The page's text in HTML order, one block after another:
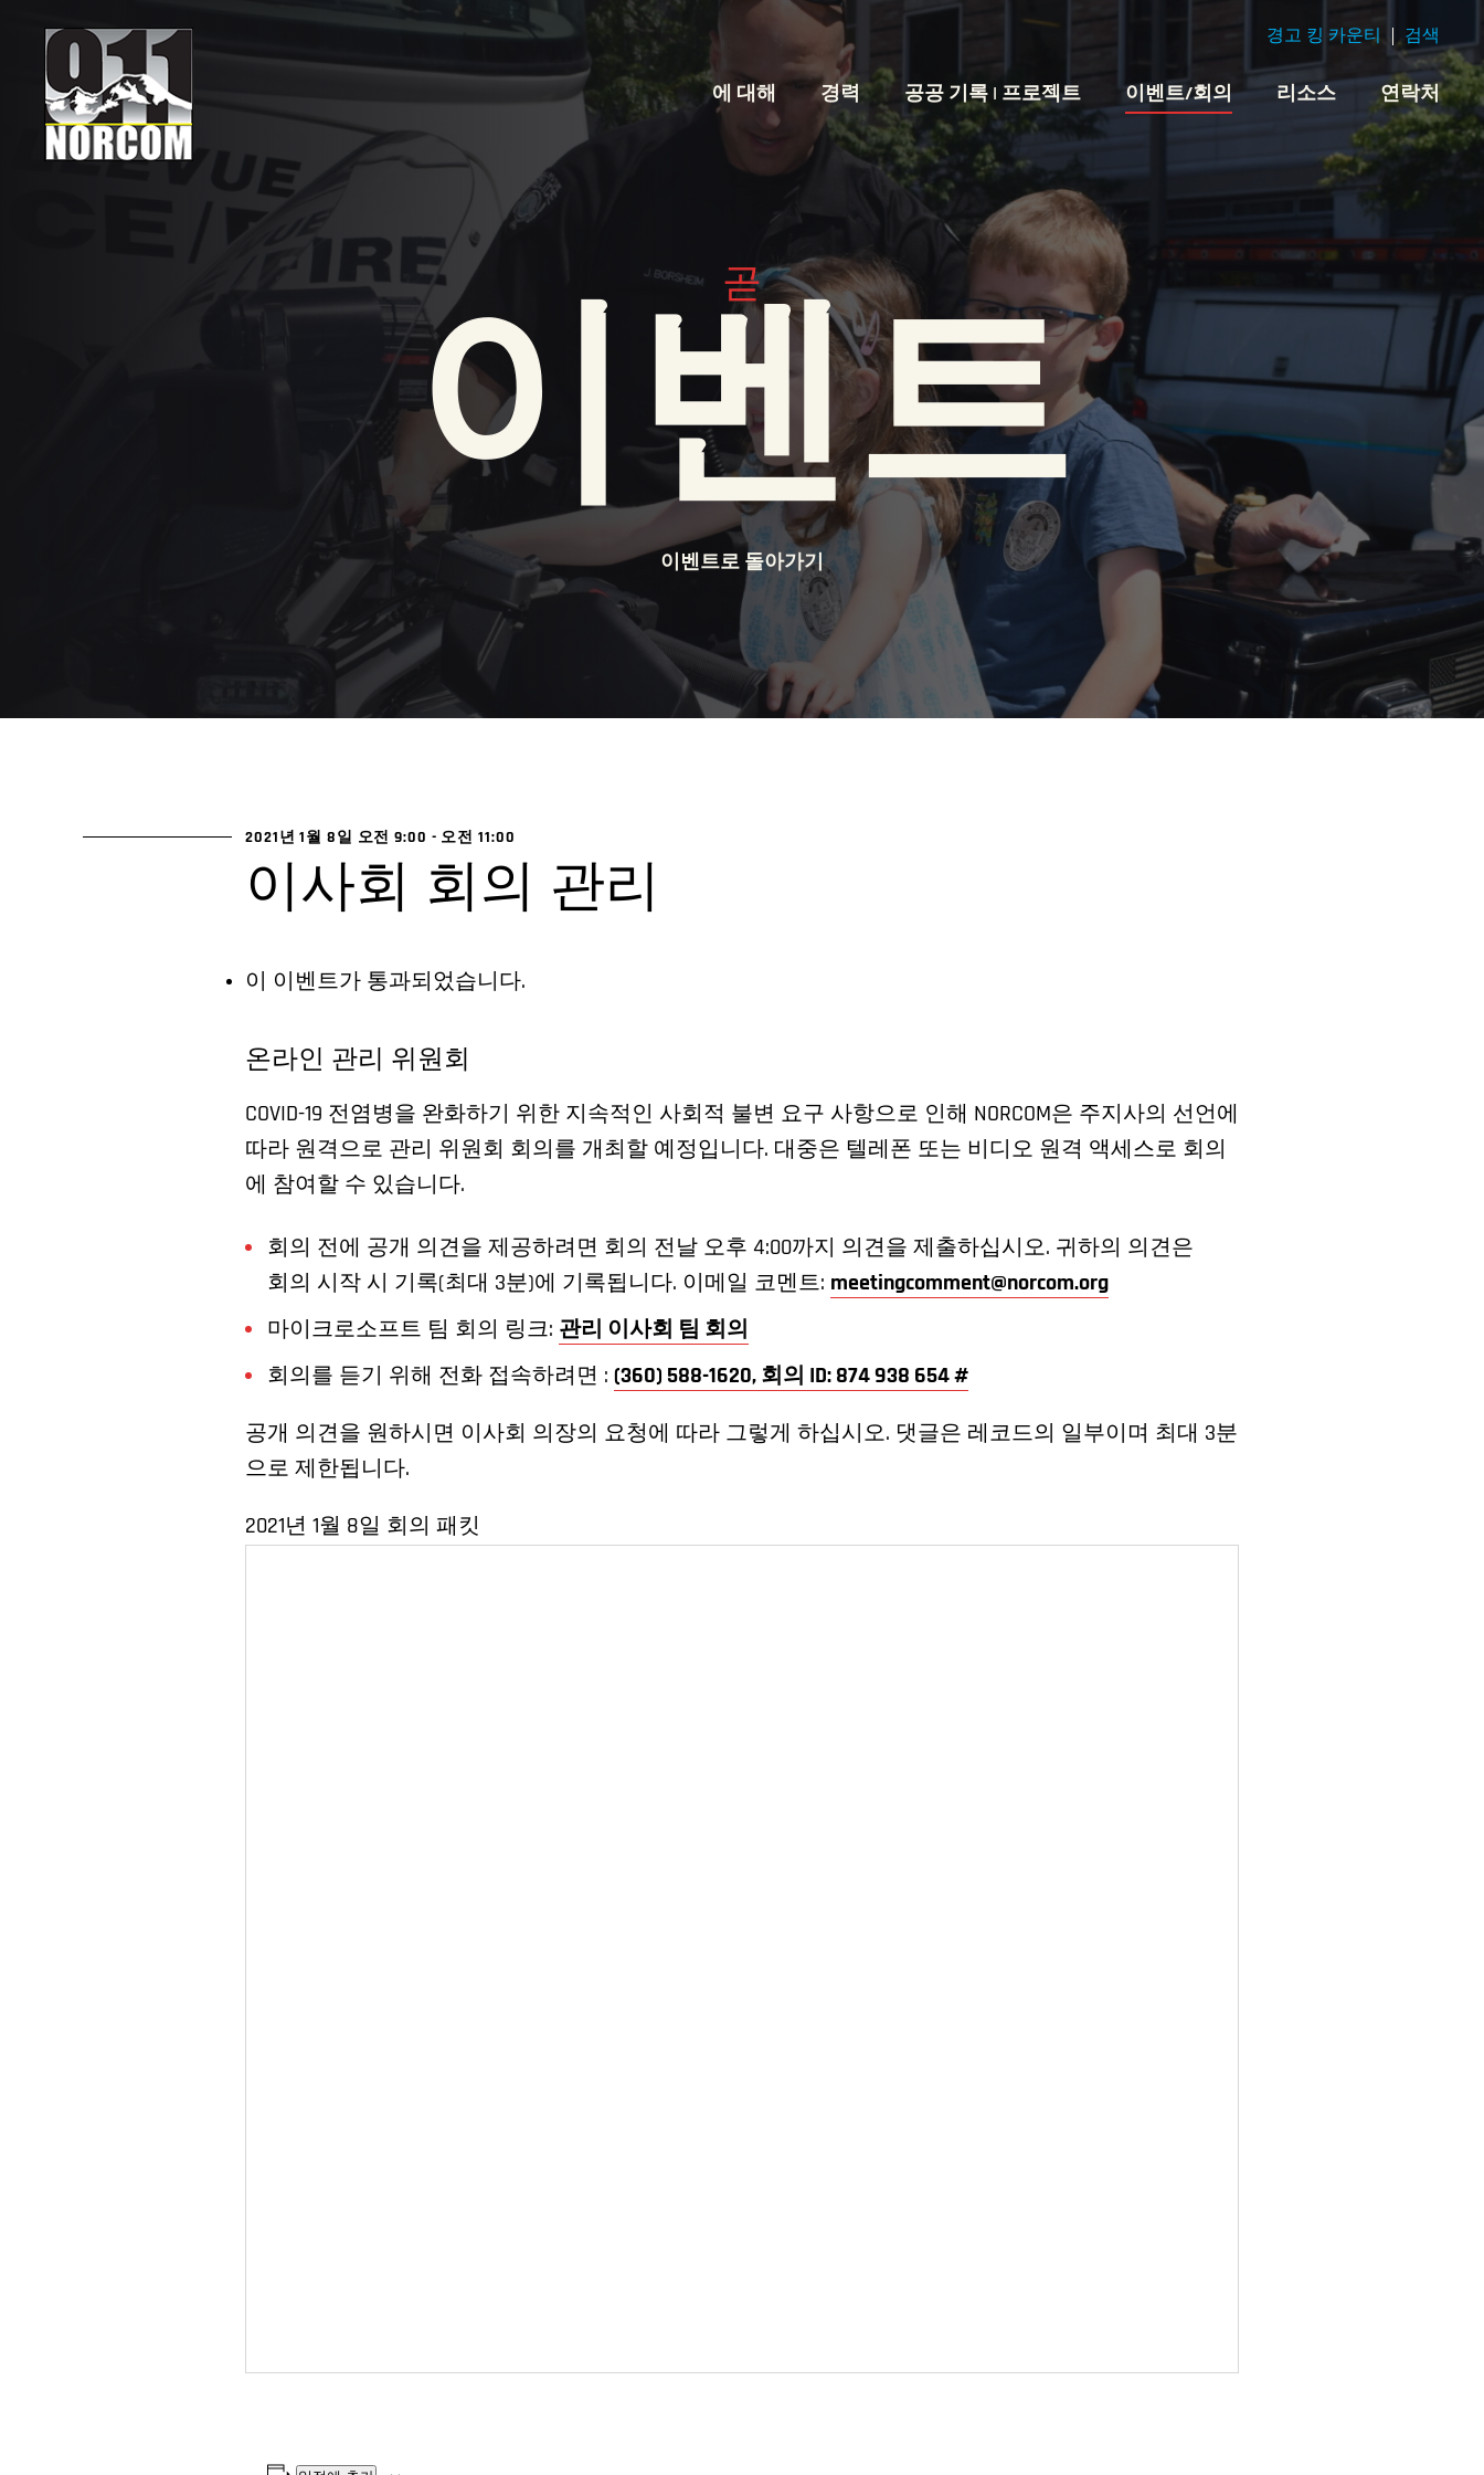
에 대해 경력 공공 기록 | 프로젝트 이벤트/회의 리소스 연락처
경고 킹 카운티 검색
곧
이벤트
이벤트로 돌아가기
2021년 1월 8일 오전 9:00 - 오전 11:00
이사회 회의 관리
이 이벤트가 통과되었습니다.
온라인 관리 위원회
COVID-19 전염병을 완화하기 위한 지속적인 사회적 불변 요구 사항으로 인해 NORCOM은 주지사의 선언에
따라 원격으로 관리 위원회 회의를 개최할 예정입니다. 대중은 텔레폰 또는 비디오 원격 액세스로 회의
에 참여할 수 있습니다.
회의 전에 공개 의견을 제공하려면 회의 전날 오후 4:00까지 의견을 제출하십시오. 귀하의 의견은
회의 시작 시 기록(최대 3분)에 기록됩니다. 이메일 코멘트: meetingcomment@norcom.org
마이크로소프트 팀 회의 링크: 관리 이사회 팀 회의
회의를 듣기 위해 전화 접속하려면 : (360) 588-1620, 회의 ID: 874 938 654 #
공개 의견을 원하시면 이사회 의장의 요청에 따라 그렇게 하십시오. 댓글은 레코드의 일부이며 최대 3분
으로 제한됩니다.
2021년 1월 8일 회의 패킷